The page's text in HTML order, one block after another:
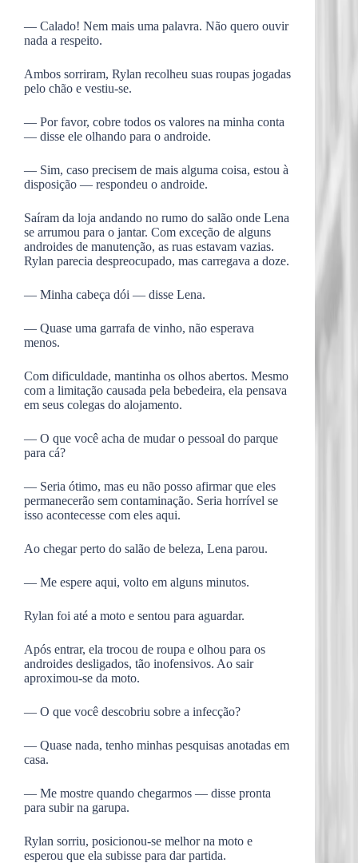
— Calado! Nem mais uma palavra. Não quero ouvir
nada a respeito.
Ambos sorriram, Rylan recolheu suas roupas jogadas
pelo chão e vestiu-se.
— Por favor, cobre todos os valores na minha conta
— disse ele olhando para o androide.
— Sim, caso precisem de mais alguma coisa, estou à
disposição — respondeu o androide.
Saíram da loja andando no rumo do salão onde Lena
se arrumou para o jantar. Com exceção de alguns
androides de manutenção, as ruas estavam vazias.
Rylan parecia despreocupado, mas carregava a doze.
— Minha cabeça dói — disse Lena.
— Quase uma garrafa de vinho, não esperava
menos.
Com dificuldade, mantinha os olhos abertos. Mesmo
com a limitação causada pela bebedeira, ela pensava
em seus colegas do alojamento.
— O que você acha de mudar o pessoal do parque
para cá?
— Seria ótimo, mas eu não posso afirmar que eles
permanecerão sem contaminação. Seria horrível se
isso acontecesse com eles aqui.
Ao chegar perto do salão de beleza, Lena parou.
— Me espere aqui, volto em alguns minutos.
Rylan foi até a moto e sentou para aguardar.
Após entrar, ela trocou de roupa e olhou para os
androides desligados, tão inofensivos. Ao sair
aproximou-se da moto.
— O que você descobriu sobre a infecção?
— Quase nada, tenho minhas pesquisas anotadas em
casa.
— Me mostre quando chegarmos — disse pronta
para subir na garupa.
Rylan sorriu, posicionou-se melhor na moto e
esperou que ela subisse para dar partida.